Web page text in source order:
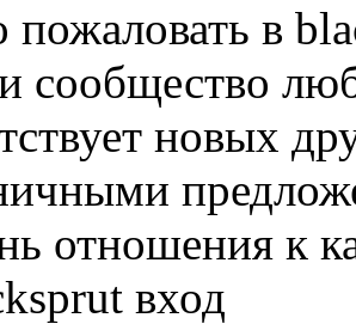
пожаловать в
сообщество
новых
отношения к
вход